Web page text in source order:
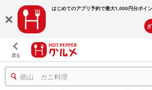
はじめてのアプリ予約で最大1,000円分ポイ
戻る
徳山 カニ料理